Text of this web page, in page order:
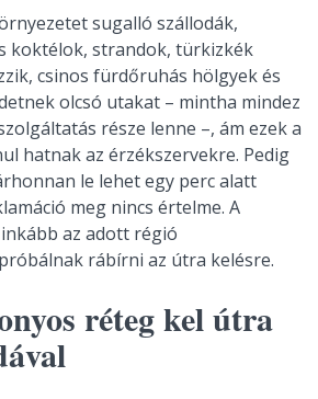
sugalló szállodák,
koktélok, strandok, türkizkék
csinos fürdőruhás hölgyek és
olcsó utakat – mintha mindez
része lenne –, ám ezek a
hatnak az érzékszervekre. Pedig
le lehet egy perc alatt
meg nincs értelme. A
az adott régió
rábírni az útra kelésre.
réteg kel útra